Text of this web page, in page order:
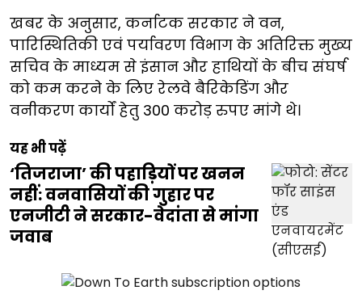
खबर के अनुसार, कर्नाटक सरकार ने वन,
पारिस्थितिकी एवं पर्यावरण विभाग के अतिरिक्त मुख्य
सचिव के माध्यम से इंसान और हाथियों के बीच संघर्ष
को कम करने के लिए रेलवे बैरिकेडिंग और
वनीकरण कार्यों हेतु 300 करोड़ रुपए मांगे थे।
यह भी पढ़ें
‘तिजराजा’ की पहाड़ियों पर खनन
नहीं: वनवासियों की गुहार पर
एनजीटी ने सरकार-वेदांता से मांगा
जवाब